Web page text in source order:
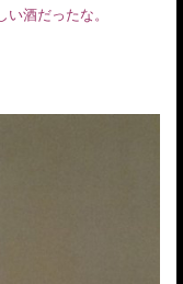
酒だったな。